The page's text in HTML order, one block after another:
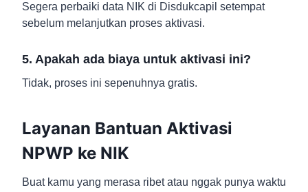
Segera perbaiki data NIK di Disdukcapil setempat
sebelum melanjutkan proses aktivasi.
5. Apakah ada biaya untuk aktivasi ini?
Tidak, proses ini sepenuhnya gratis.
Layanan Bantuan Aktivasi
NPWP ke NIK
Buat kamu yang merasa ribet atau nggak punya waktu